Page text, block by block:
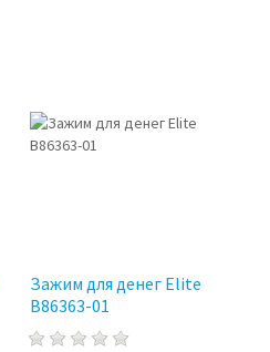
Зажим для денег Elite
B86363-01